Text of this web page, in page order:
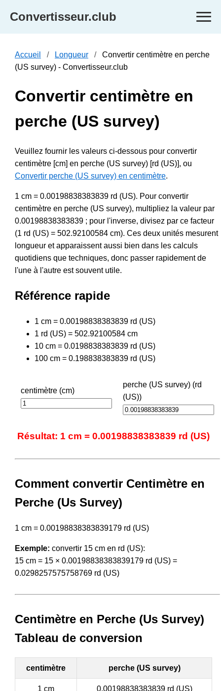
Convertisseur.club
Accueil Longueur
Convertir centimètre en perche
(US survey) - Convertisseur.club
Convertir centimètre en
perche (US survey)
Veuillez fournir les valeurs ci-dessous pour convertir
centimètre [cm] en perche (US survey) [rd (US)], ou
Convertir perche (US survey) en centimètre.
1 cm = 0.00198838383839 rd (US). Pour convertir
centimètre en perche (US survey), multipliez la valeur par
0.00198838383839 ; pour l'inverse, divisez par ce facteur
(1 rd (US) = 502.92100584 cm). Ces deux unités mesurent
longueur et apparaissent aussi bien dans les calculs
quotidiens que techniques, donc passer rapidement de
l'une à l'autre est souvent utile.
Référence rapide
1 cm = 0.00198838383839 rd (US)
1 rd (US) = 502.92100584 cm
10 cm = 0.0198838383839 rd (US)
100 cm = 0.198838383839 rd (US)
centimètre (cm)
perche (US survey) (rd
(US))
Résultat: 1 cm = 0.00198838383839 rd (US)
Comment convertir Centimètre en
Perche (Us Survey)
1 cm = 0.00198838383839179 rd (US)
Exemple: convertir 15 cm en rd (US):
15 cm = 15 × 0.00198838383839179 rd (US) =
0.0298257575758769 rd (US)
Centimètre en Perche (Us Survey)
Tableau de conversion
centimètre perche (US survey)
1 cm 0.00198838383839 rd (US)